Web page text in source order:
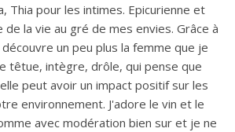
Thia pour les intimes. Epicurienne et
la vie au gré de mes envies. Grâce à
un peu plus la femme que je
têtue, intègre, drôle, qui pense que
peut avoir un impact positif sur les
environnement. J'adore le vin et le
avec modération bien sur et je ne